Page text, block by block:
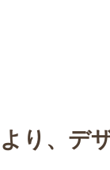
より、デ